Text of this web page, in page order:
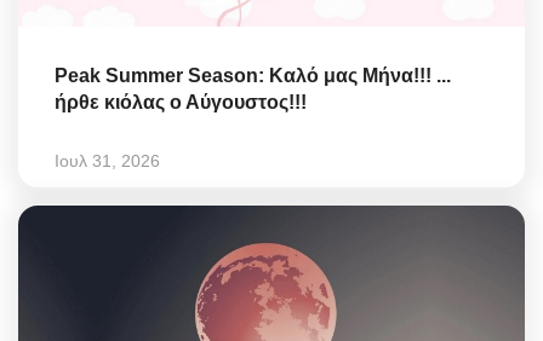
Peak Summer Season: Kαλό μας Μήνα!!! ...
ήρθε κιόλας ο Αύγουστος!!!
Ιουλ 31, 2026